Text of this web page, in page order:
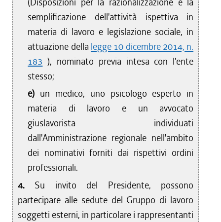
semplificazione dell'attività ispettiva in
materia di lavoro e legislazione sociale, in
attuazione della legge 10 dicembre 2014, n.
183 ), nominato previa intesa con l'ente
stesso;
e) un medico, uno psicologo esperto in
materia di lavoro e un avvocato
giuslavorista individuati
dall'Amministrazione regionale nell'ambito
dei nominativi forniti dai rispettivi ordini
professionali.
4. Su invito del Presidente, possono
partecipare alle sedute del Gruppo di lavoro
soggetti esterni, in particolare i rappresentanti